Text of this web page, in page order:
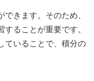
きます。そのため、
ることが重要です。
ていることで、積分の